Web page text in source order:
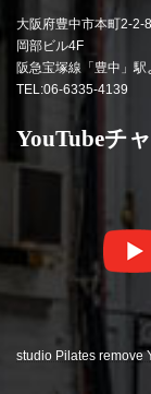
大阪府豊中市本町2-2-8
岡部ビル4F
阪急宝塚線「豊中」駅
TEL:06-6335-4139
YouTubeチ
studio Pilates remove